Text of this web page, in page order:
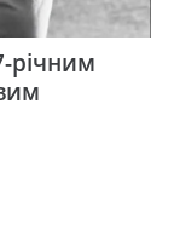
річним